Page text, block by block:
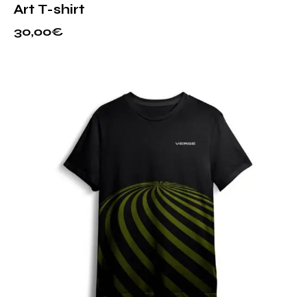
Art T-shirt
30,00€